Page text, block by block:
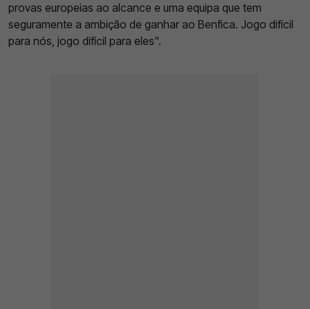
provas europeias ao alcance e uma equipa que tem
seguramente a ambição de ganhar ao Benfica. Jogo difícil
para nós, jogo difícil para eles".